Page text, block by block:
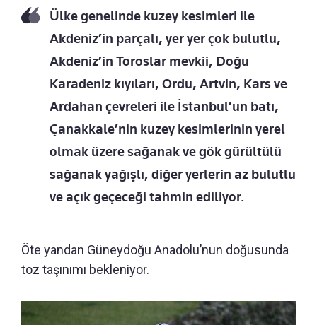
Ülke genelinde kuzey kesimleri ile
Akdeniz’in parçalı, yer yer çok bulutlu,
Akdeniz’in Toroslar mevkii, Doğu
Karadeniz kıyıları, Ordu, Artvin, Kars ve
Ardahan çevreleri ile İstanbul’un batı,
Çanakkale’nin kuzey kesimlerinin yerel
olmak üzere sağanak ve gök gürültülü
sağanak yağışlı, diğer yerlerin az bulutlu
ve açık geçeceği tahmin ediliyor.
Öte yandan Güneydoğu Anadolu’nun doğusunda
toz taşınımı bekleniyor.